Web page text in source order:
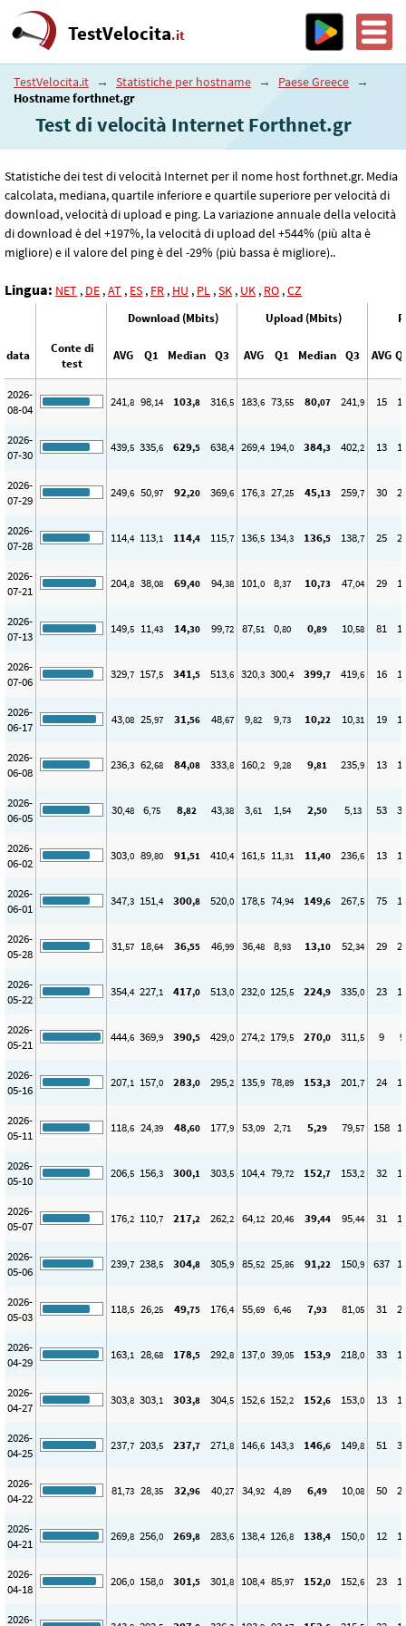
TestVelocita.it
TestVelocita.it → Statistiche per hostname → Paese Greece →
Hostname forthnet.gr
Test di velocità Internet Forthnet.gr
Statistiche dei test di velocità Internet per il nome host forthnet.gr. Media
calcolata, mediana, quartile inferiore e quartile superiore per velocità di
download, velocità di upload e ping. La variazione annuale della velocità
di download è del +197%, la velocità di upload del +544% (più alta è
migliore) e il valore del ping è del -29% (più bassa è migliore)..
Lingua: NET , DE ,AT , ES , FR , HU , PL ,SK , UK , RO ,CZ
Download (Mbits) Upload (Mbits)
data
Conte di
test
AVG Q1 Median Q3 AVG Q1 Median Q3 AVG
2026-
08-04
241,8 98,14 103,8 316,5 183,6 73,55 80,07 241,9 15
2026-
07-30
439,5 335,6 629,5 638,4 269,4 194,0 384,3 402,2 13
2026-
07-29
249,6 50,97 92,20 369,6 176,3 27,25 45,13 259,7 30
2026-
07-28
114,4 113,1 114,4 115,7 136,5 134,3 136,5 138,7 25
2026-
07-21
204,8 38,08 69,40 94,38 101,0 8,37 10,73 47,04 29
2026-
07-13
149,5 11,43 14,30 99,72 87,51 0,80 0,89 10,58 81
2026-
07-06
329,7 157,5 341,5 513,6 320,3 300,4 399,7 419,6 16
2026-
06-17
43,08 25,97 31,56 48,67 9,82 9,73 10,22 10,31 19
2026-
06-08
236,3 62,68 84,08 333,8 160,2 9,28 9,81 235,9 13
2026-
06-05
30,48 6,75 8,82 43,38 3,61 1,54 2,50 5,13 53
2026-
06-02
303,0 89,80 91,51 410,4 161,5 11,31 11,40 236,6 13
2026-
06-01
347,3 151,4 300,8 520,0 178,5 74,94 149,6 267,5 75
2026-
05-28
31,57 18,64 36,55 46,99 36,48 8,93 13,10 52,34 29
2026-
05-22
354,4 227,1 417,0 513,0 232,0 125,5 224,9 335,0 23
2026-
05-21
444,6 369,9 390,5 429,0 274,2 179,5 270,0 311,5 9 9
2026-
05-16
207,1 157,0 283,0 295,2 135,9 78,89 153,3 201,7 24
2026-
05-11
118,6 24,39 48,60 177,9 53,09 2,71 5,29 79,57 158
2026-
05-10
206,5 156,3 300,1 303,5 104,4 79,72 152,7 153,2 32
2026-
05-07
176,2 110,7 217,2 262,2 64,12 20,46 39,44 95,44 31
2026-
05-06
239,7 238,5 304,8 305,9 85,52 25,86 91,22 150,9 637
2026-
05-03
118,5 26,25 49,75 176,4 55,69 6,46 7,93 81,05 31
2026-
04-29
163,1 28,68 178,5 292,8 137,0 39,05 153,9 218,0 33
2026-
04-27
303,8 303,1 303,8 304,5 152,6 152,2 152,6 153,0 13
2026-
04-25
237,7 203,5 237,7 271,8 146,6 143,3 146,6 149,8 51
2026-
04-22
81,73 28,35 32,96 40,27 34,92 4,89 6,49 10,08 50
2026-
04-21
269,8 256,0 269,8 283,6 138,4 126,8 138,4 150,0 12
2026-
04-18
206,0 158,0 301,5 301,8 108,4 85,97 152,0 152,6 23
2026-